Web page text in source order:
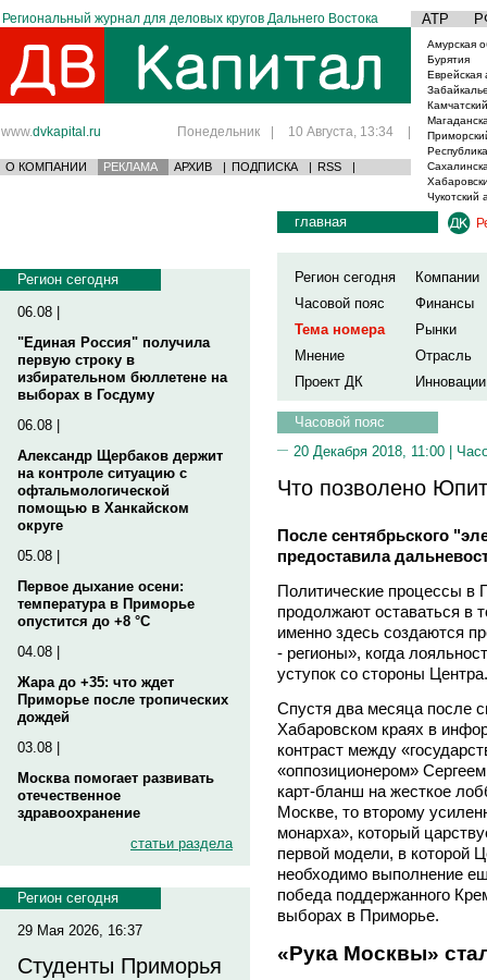
Региональный журнал для деловых кругов Дальнего Востока АТР
www.dvkapital.ru Понедельник | 10 Августа, 13:34 |
О КОМПАНИИ РЕКЛАМА АРХИВ | ПОДПИСКА | RSS |
Амурская
Бурятия
Еврейская
Чукотский
Регион сегодня
06.08 |
"Единая Россия" получила
первую строку в
избирательном бюллетене на
выборах в Госдуму
06.08 |
Александр Щербаков держит
на контроле ситуацию с
офтальмологической
помощью в Ханкайском
округе
05.08 |
Первое дыхание осени:
температура в Приморье
опустится до +8 °C
04.08 |
Жара до +35: что ждет
Приморье после тропических
дождей
03.08 |
Москва помогает развивать
отечественное
здравоохранение
статьи раздела
Регион сегодня
29 Мая 2026, 16:37
Студенты Приморья
главная
Регион сегодня
Компании
Часовой пояс
Финансы
Тема номера
Рынки
Мнение
Отрасль
Проект ДК
Инновации
Часовой пояс
20 Декабря 2018, 11:00 |
Что позволено
После сентябрьского
предоставила
Политические процессы в
продолжают оставаться в
именно здесь создаются
- регионы», когда
уступок со стороны Центра.
Спустя два месяца после
Хабаровском краях в
контраст между
«оппозиционером»
карт-бланш на жесткое
Москве, то второму
монарха», который
первой модели, в которой
необходимо выполнение
победа поддержанного
выборах в Приморье.
«Рука Москвы»